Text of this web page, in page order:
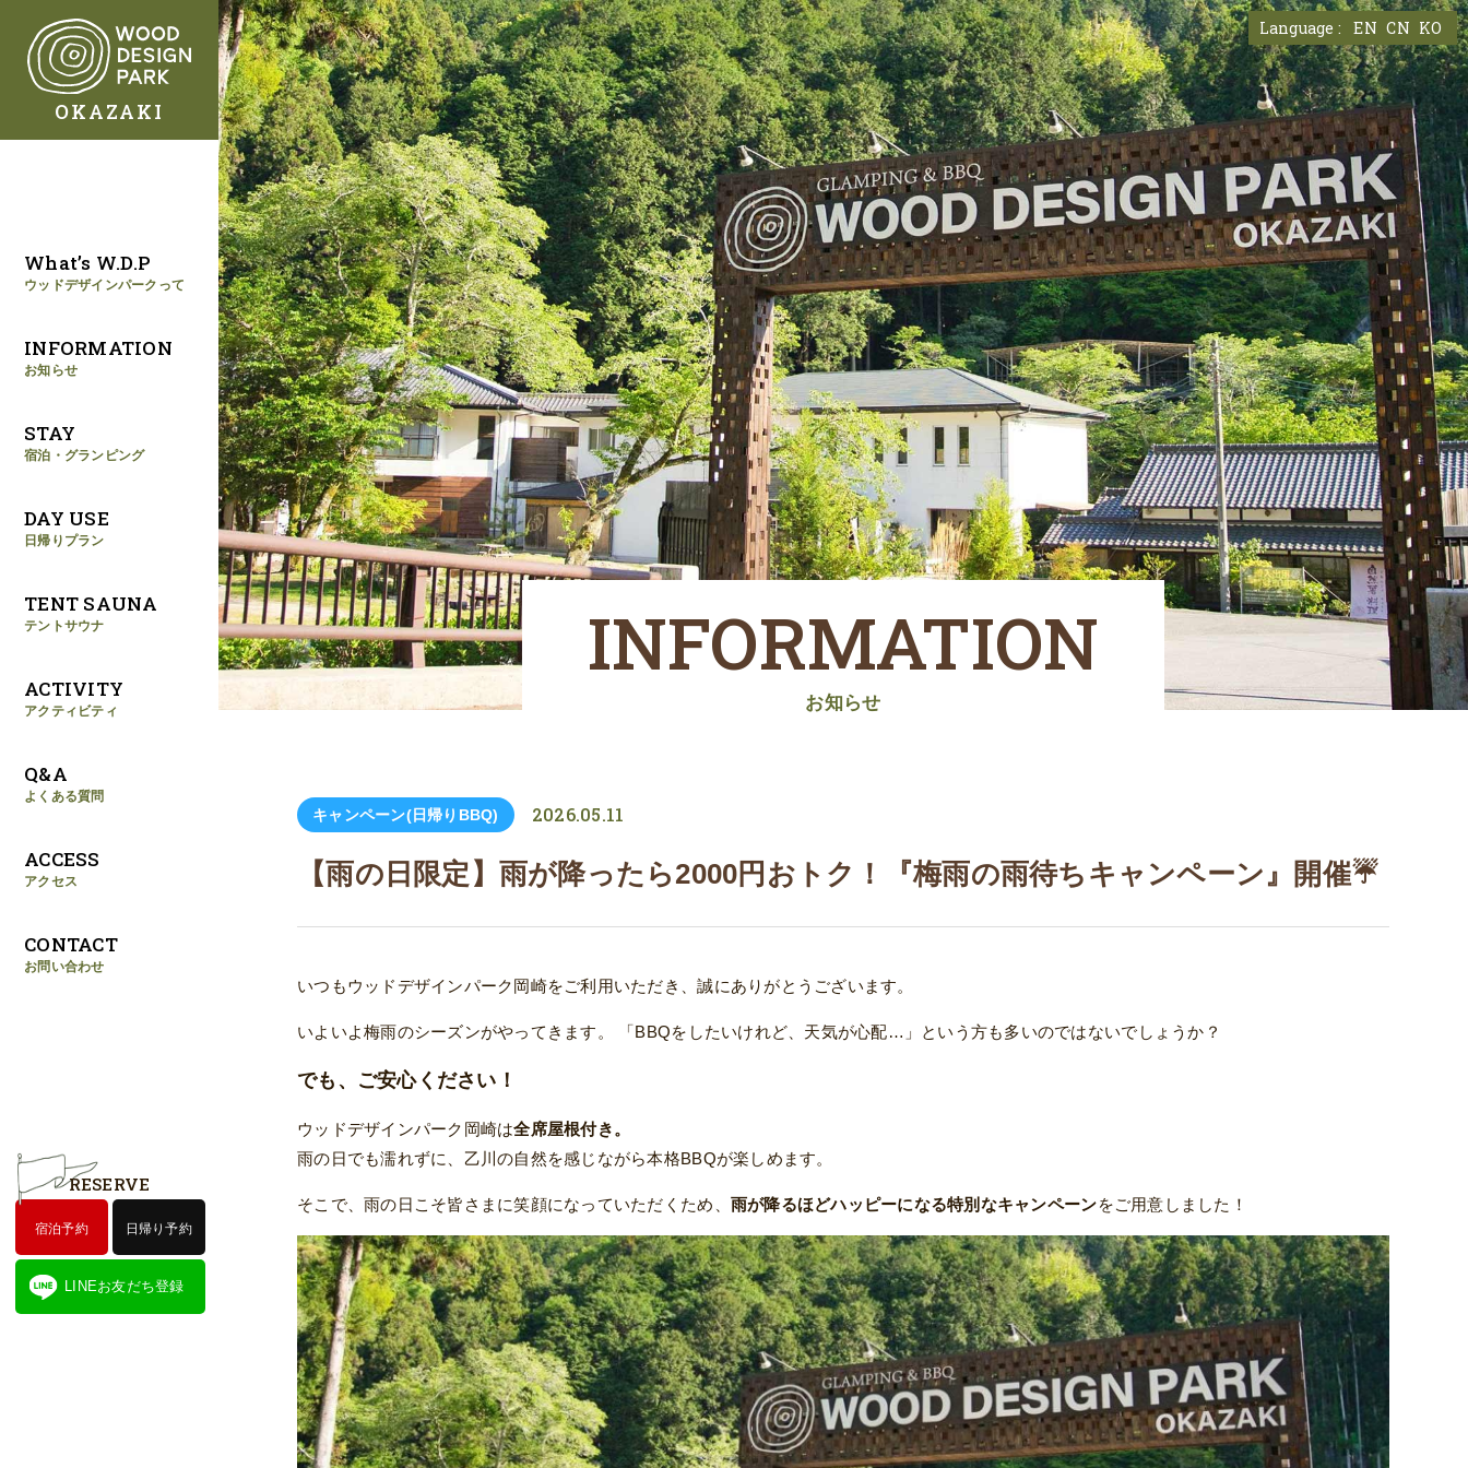
EN CN KO
OKAZAKI
What’s W.D.P
ウッドデザインパークって
INFORMATION
お知らせ
STAY
宿泊・グランピング
DAY USE
日帰りプラン
TENT SAUNA
テントサウナ
ACTIVITY
アクティビティ
Q&A
よくある質問
ACCESS
アクセス
CONTACT
お問い合わせ
RESERVE
宿泊予約 日帰り予約
LINEお友だち登録
INFORMATION
お知らせ
キャンペーン(日帰りBBQ) 2026.05.11
【雨の日限定】雨が降ったら2000円おトク！『梅雨の雨待ちキャンペーン』開催☔️
いつもウッドデザインパーク岡崎をご利用いただき、誠にありがとうございます。
いよいよ梅雨のシーズンがやってきます。 「BBQをしたいけれど、天気が心配…」という方も多いのではないでしょうか？
でも、ご安心ください！
ウッドデザインパーク岡崎は全席屋根付き。
雨の日でも濡れずに、乙川の自然を感じながら本格BBQが楽しめます。
そこで、雨の日こそ皆さまに笑顔になっていただくため、 雨が降るほどハッピーになる特別なキャンペーンをご用意しました！